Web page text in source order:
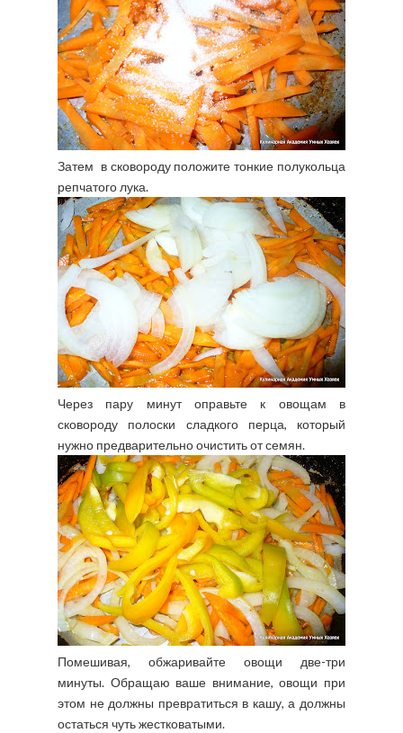
Затем в сковороду положите тонкие полукольца
репчатого лука.
Через пару минут оправьте к овощам в
сковороду полоски сладкого перца, который
нужно предварительно очистить от семян.
Помешивая, обжаривайте овощи две-три
минуты. Обращаю ваше внимание, овощи при
этом не должны превратиться в кашу, а должны
остаться чуть жестковатыми.